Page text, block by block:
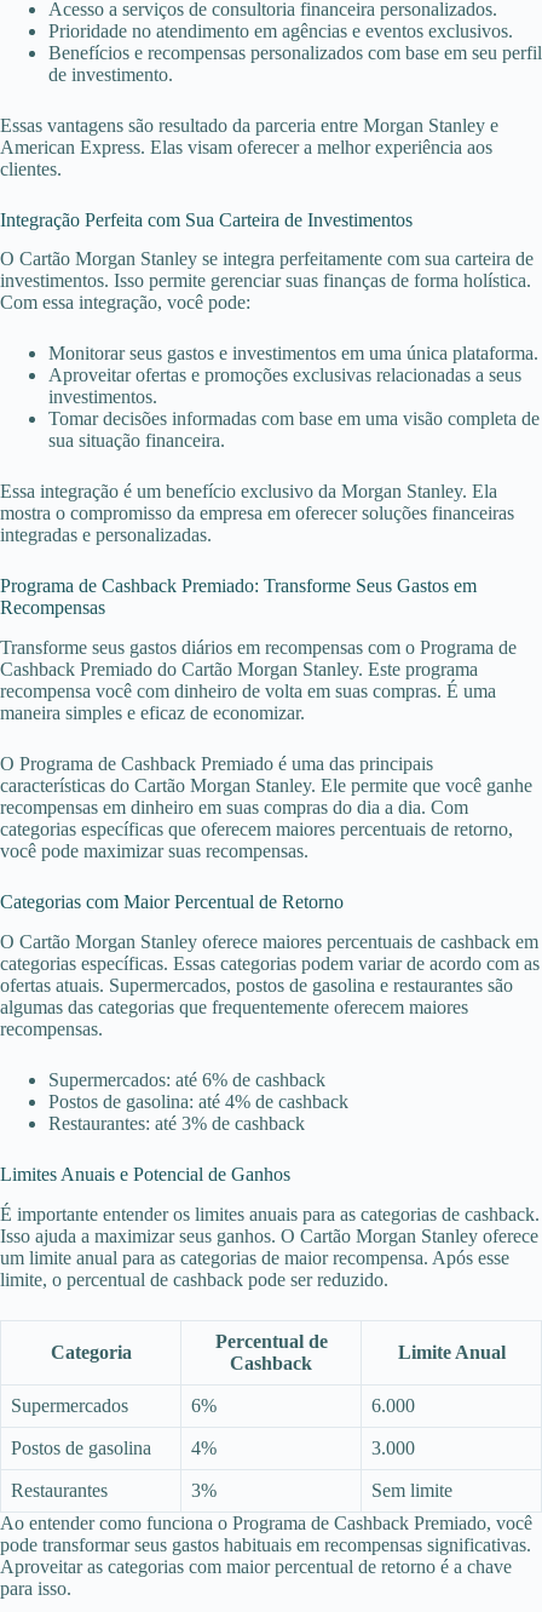
Acesso a serviços de consultoria financeira personalizados.
Prioridade no atendimento em agências e eventos exclusivos.
Benefícios e recompensas personalizados com base em seu perfil
de investimento.
Essas vantagens são resultado da parceria entre Morgan Stanley e
American Express. Elas visam oferecer a melhor experiência aos
clientes.
Integração Perfeita com Sua Carteira de Investimentos
O Cartão Morgan Stanley se integra perfeitamente com sua carteira de
investimentos. Isso permite gerenciar suas finanças de forma holística.
Com essa integração, você pode:
Monitorar seus gastos e investimentos em uma única plataforma.
Aproveitar ofertas e promoções exclusivas relacionadas a seus
investimentos.
Tomar decisões informadas com base em uma visão completa de
sua situação financeira.
Essa integração é um benefício exclusivo da Morgan Stanley. Ela
mostra o compromisso da empresa em oferecer soluções financeiras
integradas e personalizadas.
Programa de Cashback Premiado: Transforme Seus Gastos em
Recompensas
Transforme seus gastos diários em recompensas com o Programa de
Cashback Premiado do Cartão Morgan Stanley. Este programa
recompensa você com dinheiro de volta em suas compras. É uma
maneira simples e eficaz de economizar.
O Programa de Cashback Premiado é uma das principais
características do Cartão Morgan Stanley. Ele permite que você ganhe
recompensas em dinheiro em suas compras do dia a dia. Com
categorias específicas que oferecem maiores percentuais de retorno,
você pode maximizar suas recompensas.
Categorias com Maior Percentual de Retorno
O Cartão Morgan Stanley oferece maiores percentuais de cashback em
categorias específicas. Essas categorias podem variar de acordo com as
ofertas atuais. Supermercados, postos de gasolina e restaurantes são
algumas das categorias que frequentemente oferecem maiores
recompensas.
Supermercados: até 6% de cashback
Postos de gasolina: até 4% de cashback
Restaurantes: até 3% de cashback
Limites Anuais e Potencial de Ganhos
É importante entender os limites anuais para as categorias de cashback.
Isso ajuda a maximizar seus ganhos. O Cartão Morgan Stanley oferece
um limite anual para as categorias de maior recompensa. Após esse
limite, o percentual de cashback pode ser reduzido.
Categoria
Percentual de
Cashback
Limite Anual
Supermercados 6% 6.000
Postos de gasolina 4% 3.000
Restaurantes 3%
Sem limite
Ao entender como funciona o Programa de Cashback Premiado, você
pode transformar seus gastos habituais em recompensas significativas.
Aproveitar as categorias com maior percentual de retorno é a chave
para isso.